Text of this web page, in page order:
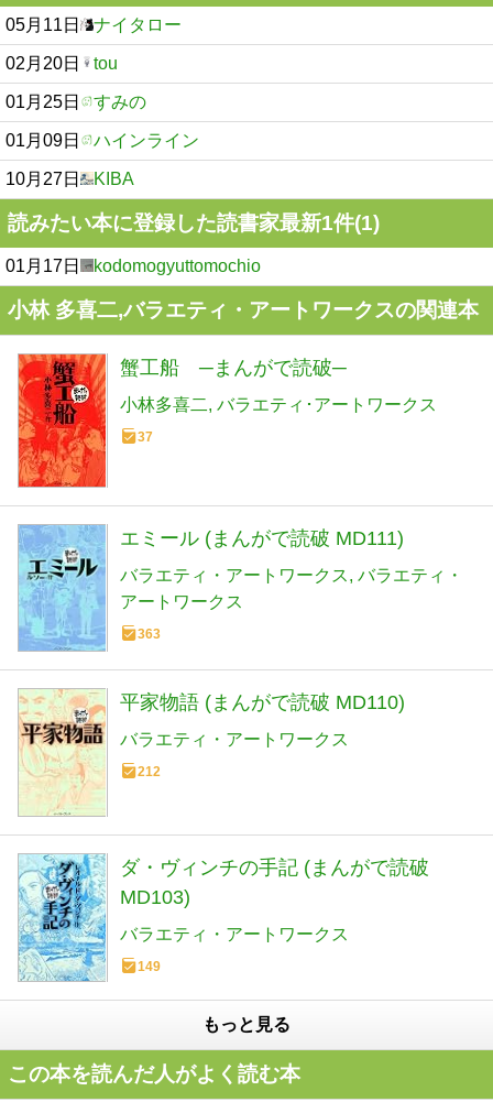
05月11日 ナイタロー
02月20日 tou
01月25日 すみの
01月09日 ハインライン
10月27日 KIBA
読みたい本に登録した読書家最新1件(1)
01月17日 kodomogyuttomochio
小林 多喜二,バラエティ・アートワークスの関連本
蟹工船 ─まんがで読破─
小林多喜二 バラエティ･アートワークス
37
エミール (まんがで読破 MD111)
バラエティ・アートワークス バラエティ・
アートワークス
363
平家物語 (まんがで読破 MD110)
バラエティ・アートワークス
212
ダ・ヴィンチの手記 (まんがで読破
MD103)
バラエティ・アートワークス
149
もっと見る
この本を読んだ人がよく読む本